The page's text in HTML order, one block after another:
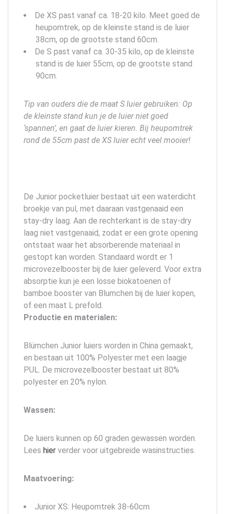
De XS past vanaf ca. 18-20 kilo. Meet goed de
heupomtrek, op de kleinste stand is de luier
38cm, op de grootste stand 60cm.
De S past vanaf ca. 30-35 kilo, op de kleinste
stand is de luier 55cm, op de grootste stand
90cm.
Tip van ouders die de maat S luier gebruiken: Op
de kleinste stand kun je de luier niet goed
‘spannen’, en gaat de luier kieren. Bij heupomtrek
rond de 55cm past de XS luier echt veel mooier!
De Junior pocketluier bestaat uit een waterdicht
broekje van pul, met daaraan vastgenaaid een
stay-dry laag. Aan de rechterkant is de stay-dry
laag niet vastgenaaid, zodat er een grote opening
ontstaat waar het absorberende materiaal in
gestopt kan worden. Standaard wordt er 1
microvezelbooster bij de luier geleverd. Voor extra
absorptie kun je een losse biokatoenen of
bamboe booster van Blumchen bij de luier kopen,
of een maat L prefold.
Productie en materialen:
Blümchen Junior luiers worden in China gemaakt,
en bestaan uit 100% Polyester met een laagje
PUL. De microvezelbooster bestaat uit 80%
polyester en 20% nylon.
Wassen:
De luiers kunnen op 60 graden gewassen worden.
Lees hier verder voor uitgebreide wasinstructies.
Maatvoering:
Junior XS: Heupomtrek 38-60cm